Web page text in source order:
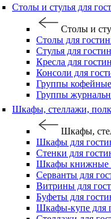
Столы и стулья для
Столы и
Столы для
Стулья для
Кресла для
Консоли для
Группы
Группы
Шкафы, стеллажи,
Шкафы,
Шкафы для
Стенки для
Шкафы книжные
Серванты для
Витрины для
Буфеты для
Шкафы-купе для